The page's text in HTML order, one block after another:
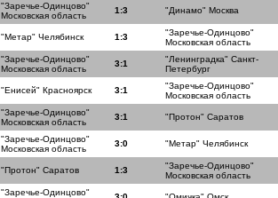
"Заречье-Одинцово"
Московская область
1:3 "Динамо" Москва
"Метар" Челябинск 1:3
"Заречье-Одинцово"
Московская область
"Заречье-Одинцово"
Московская область
3:1
"Ленинградка" Санкт-
Петербург
"Енисей" Красноярск 3:1
"Заречье-Одинцово"
Московская область
"Заречье-Одинцово"
Московская область
3:1 "Протон" Саратов
"Заречье-Одинцово"
Московская область
3:0 "Метар" Челябинск
"Протон" Саратов 1:3
"Заречье-Одинцово"
Московская область
"Заречье-Одинцово"